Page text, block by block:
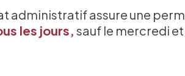
administratif assure une
les jours, sauf le mercredi